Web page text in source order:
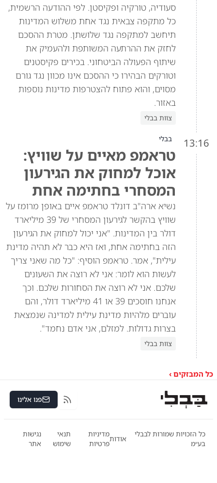
סעודיה, טורקיה ופקיסטן. לפי ההודעה הרשמית,
כל מתקפה צבאית נגד אחת משלוש המדינות
תיחשב למתקפה נגד שלושתן. מטרת ההסכם
לחזק את ההרתעה המשותפת ולהעמיק את
שיתוף הפעולה הביטחוני. בכירים פקיסטנים
וטורקים הבהירו כי ההסכם אינו מכוון נגד גורם
מסוים, והוא פתוח להצטרפות מדינות נוספות
באזור.
צוות בבלי
13:16 בבלי
טראמפ מאיים על שוויץ:
אוכל למחוק את הגירעון
המסחרי בחתימה אחת
נשיא ארה"ב דונלד טראמפ איים באופן מרומז על
שוויץ בהקשר לגירעון המסחרי של 39 מיליארד
דולר בין המדינות. "אני יכול למחוק את הגירעון
הזה בחתימה אחת, ואז היא כבר לא תהיה מדינת
עילית", אמר. טראמפ הוסיף: "כל מה שאני צריך
לעשות הוא לומר: אני לא רוצה את השעונים
שלכם. אני לא רוצה את הסחורות שלכם. וכך
אנחנו חוסכים 39 או 41 מיליארד דולר, והם
עוברים מלהיות מדינת עילית למדינה שנמצאת
בצרות גדולות. למזלם, אני אדם נחמד".
צוות בבלי
כל המבזקים ›
RSS פנו אלינו
כל הזכויות שמורות לבבלי
בע״מ
אודות
מדיניות
פרטיות
תנאי
שימוש
נגישות
אתר